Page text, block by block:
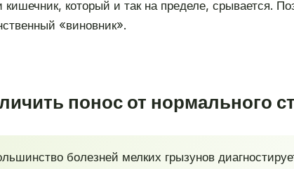
который и так на пределе, срывается.
«виновник».
понос от нормального
болезней мелких грызунов